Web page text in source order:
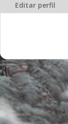
Editar perfil